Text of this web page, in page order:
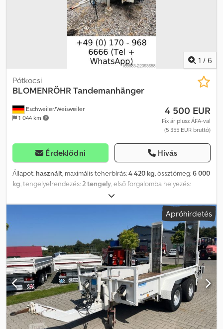
1 / 6
Eschweiler/Weisweiler
1 044 km
Pótkocsi
BLOMENRÖHR Tandemanhänger
4 500 EUR
Fix ár plusz ÁFA-val
(5 355 EUR bruttó)
Érdeklődni Hívás
Állapot: használt, maximális teherbírás:4 420 kg, össztömeg:6 000
kg, tengelyelrendezés:2 tengely, első forgalomba helyezés:
4 000 mm, rakodótér szélesség:
mm, * Első forgalomba helyezés: 1990.05., * Össztömeg: 6000 kg, *
Hasznos teher: 4420 kg, Dodpfozci I Iex Aldowa * Tandem pótkocsi
felhajtó rámpákkal, * Friss műszaki vizsga (TÜV), * Méretek:
hosszúság kb. 4000 mm x szélesség 1900 mm * A tévedések és a
közbenső értékesítés jogát fenntartjuk!
Apróhirdetés